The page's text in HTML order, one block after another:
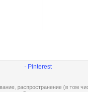
- Pinterest
распространение (в том